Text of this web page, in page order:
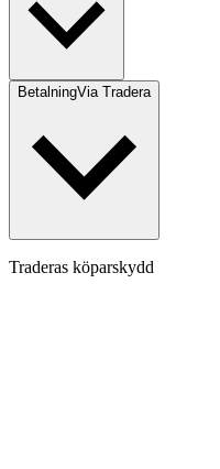
BetalningVia Tradera
Traderas köparskydd